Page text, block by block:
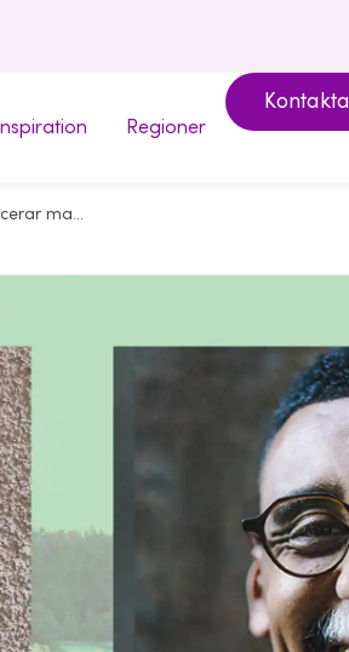
Regioner
Hur kommunicerar man hållbarhet?